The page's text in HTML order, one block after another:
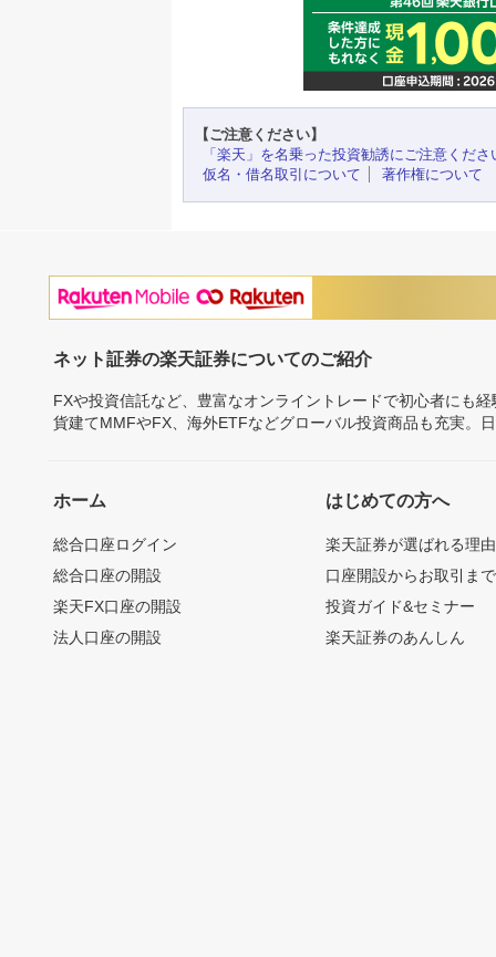
【ご注意ください】
「楽天」を名乗った投資勧誘にご注意くださ
仮名・借名取引について
著作権について
ネット証券の楽天証券についてのご紹介
FXや投資信託など、豊富なオンライントレードで初心者にも
貨建てMMFやFX、海外ETFなどグローバル投資商品も充実。
ホーム
総合口座ログイン
総合口座の開設
楽天FX口座の開設
法人口座の開設
はじめての方へ
楽天証券が選ばれる理由
口座開設からお取引ま
投資ガイド&セミナー
楽天証券のあんしん